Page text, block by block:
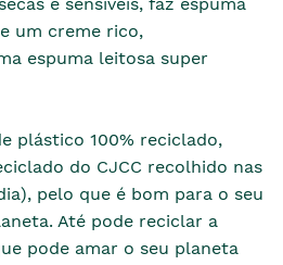
um creme rico,
espuma leitosa super
plástico 100% reciclado,
do CJCC recolhido nas
pelo que é bom para o seu
Até pode reciclar a
pode amar o seu planeta